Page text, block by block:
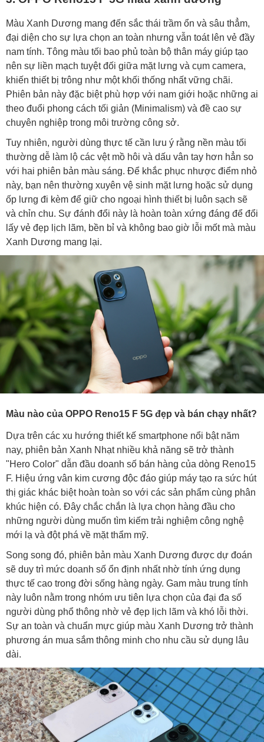
Màu Xanh Dương mang đến sắc thái trầm ổn và sâu thẳm,
đại diện cho sự lựa chọn an toàn nhưng vẫn toát lên vẻ đầy
nam tính. Tông màu tối bao phủ toàn bộ thân máy giúp tạo
nên sự liền mạch tuyệt đối giữa mặt lưng và cụm camera,
khiến thiết bị trông như một khối thống nhất vững chãi.
Phiên bản này đặc biệt phù hợp với nam giới hoặc những ai
theo đuổi phong cách tối giản (Minimalism) và đề cao sự
chuyên nghiệp trong môi trường công sở.
Tuy nhiên, người dùng thực tế cần lưu ý rằng nền màu tối
thường dễ làm lộ các vệt mồ hôi và dấu vân tay hơn hẳn so
với hai phiên bản màu sáng. Để khắc phục nhược điểm nhỏ
này, bạn nên thường xuyên vệ sinh mặt lưng hoặc sử dụng
ốp lưng đi kèm để giữ cho ngoại hình thiết bị luôn sạch sẽ
và chỉn chu. Sự đánh đổi này là hoàn toàn xứng đáng để đổi
lấy vẻ đẹp lịch lãm, bền bỉ và không bao giờ lỗi mốt mà màu
Xanh Dương mang lại.
Màu nào của OPPO Reno15 F 5G đẹp và bán chạy nhất?
Dựa trên các xu hướng thiết kế smartphone nổi bật năm
nay, phiên bản Xanh Nhạt nhiều khả năng sẽ trở thành
"Hero Color" dẫn đầu doanh số bán hàng của dòng Reno15
F. Hiệu ứng vân kim cương độc đáo giúp máy tạo ra sức hút
thị giác khác biệt hoàn toàn so với các sản phẩm cùng phân
khúc hiện có. Đây chắc chắn là lựa chọn hàng đầu cho
những người dùng muốn tìm kiếm trải nghiệm công nghệ
mới lạ và đột phá về mặt thẩm mỹ.
Song song đó, phiên bản màu Xanh Dương được dự đoán
sẽ duy trì mức doanh số ổn định nhất nhờ tính ứng dụng
thực tế cao trong đời sống hàng ngày. Gam màu trung tính
này luôn nằm trong nhóm ưu tiên lựa chọn của đại đa số
người dùng phổ thông nhờ vẻ đẹp lịch lãm và khó lỗi thời.
Sự an toàn và chuẩn mực giúp màu Xanh Dương trở thành
phương án mua sắm thông minh cho nhu cầu sử dụng lâu
dài.